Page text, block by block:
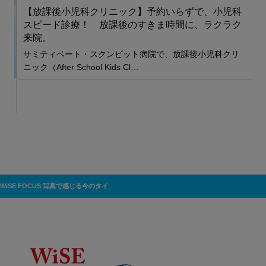
【放課後小児科クリニック】予約いらずで、小児科
スピード診療！ 放課後のすきま時間に、ラクラク
来院。
サミティベート・スクンビット病院で、放課後小児科クリ
ニック（After School Kids Cl…
WiSE FOCUS 写真で感じる今のタイ